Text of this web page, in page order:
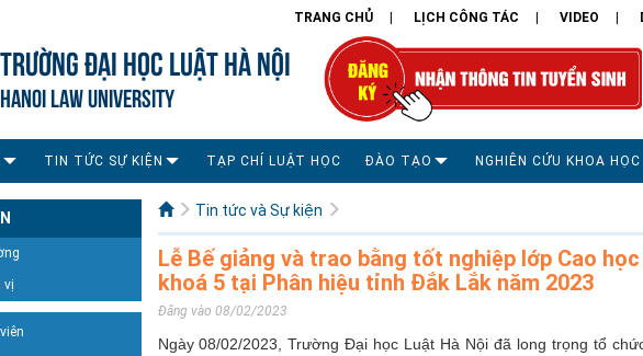
TRANG CHỦ LỊCH CÔNG TÁC VIDEO
TRƯỜNG ĐẠI HỌC LUẬT HÀ NỘI
HANOI LAW UNIVERSITY
TIN TỨC SỰ KIỆN TẠP CHÍ LUẬT HỌC ĐÀO TẠO NGHIÊN CỨU KHOA HỌC
vị
Tin tức và Sự kiện
Lễ Bế giảng và trao bằng tốt nghiệp lớp Cao
khoá 5 tại Phân hiệu tỉnh Đắk Lắk năm 2023
Đăng vào 08/02/2023
Ngày 08/02/2023, Trường Đại học Luật Hà Nội đã long trọng tổ